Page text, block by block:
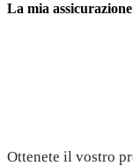
La mia
Ottenete il vostro